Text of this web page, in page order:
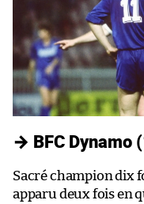
→ BFC Dynamo
Sacré champion dix
apparu deux fois en